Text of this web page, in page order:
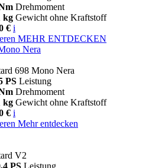
Drehmoment
kg Gewicht ohne Kraftstoff
€ i
MEHR ENTDECKEN
Nera
698 Mono Nera
PS Leistung
Drehmoment
kg Gewicht ohne Kraftstoff
€ i
Mehr entdecken
V2